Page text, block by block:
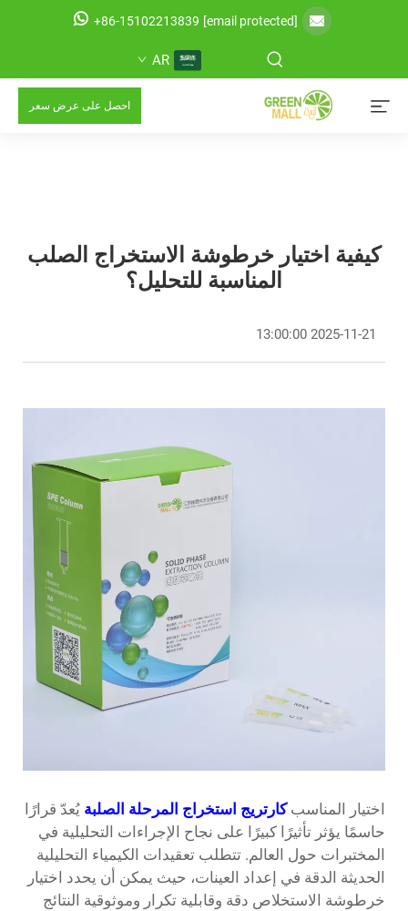
[email protected]
+86-15102213839
AR
احصل على عرض سعر
كيفية اختيار خرطوشة الاستخراج الصلب
المناسبة للتحليل؟
2025-11-21 13:00:00
اختيار المناسبكارتريج استخراج المرحلة الصلبة يُعدّ قرارًا
حاسمًا يؤثر تأثيرًا كبيرًا على نجاح الإجراءات التحليلية في
المختبرات حول العالم. تتطلب تعقيدات الكيمياء التحليلية
الحديثة الدقة في إعداد العينات، حيث يمكن أن يحدد اختيار
خرطوشة الاستخلاص دقة وقابلية تكرار وموثوقية النتائج